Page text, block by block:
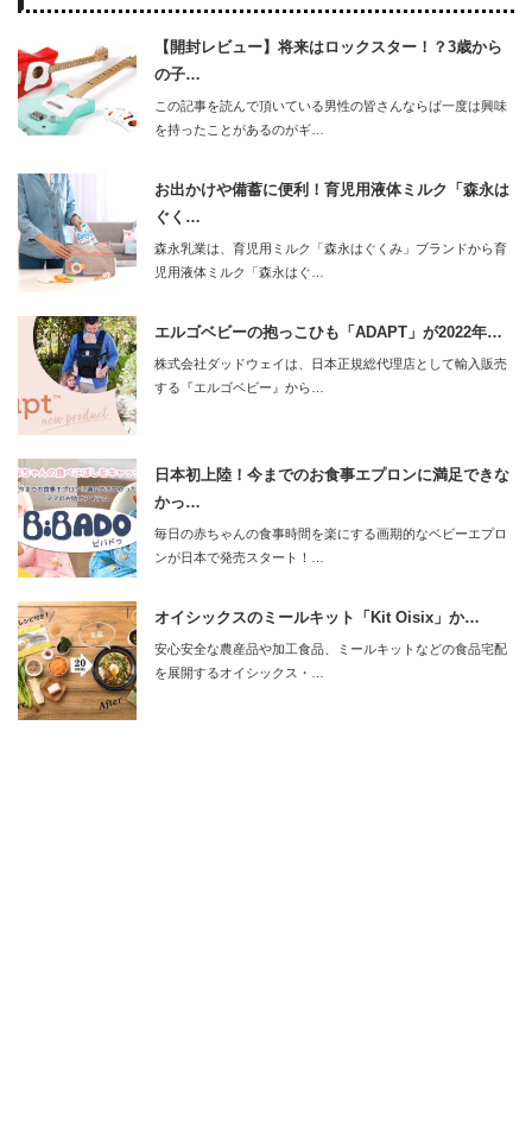
【開封レビュー】将来はロックスター！？3歳から
の子…
この記事を読んで頂いている男性の皆さんならば一度は興味
を持ったことがあるのがギ…
お出かけや備蓄に便利！育児用液体ミルク「森永は
ぐく…
森永乳業は、育児用ミルク「森永はぐくみ」ブランドから育
児用液体ミルク「森永はぐ…
エルゴベビーの抱っこひも「ADAPT」が2022年…
株式会社ダッドウェイは、日本正規総代理店として輸入販売
する『エルゴベビー』から…
日本初上陸！今までのお食事エプロンに満足できな
かっ…
毎日の赤ちゃんの食事時間を楽にする画期的なベビーエプロ
ンが日本で発売スタート！…
オイシックスのミールキット「Kit Oisix」か…
安心安全な農産品や加工食品、ミールキットなどの食品宅配
を展開するオイシックス・…